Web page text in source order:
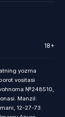
18+
yozma
vositasi
№248510,
Manzil:
12-27-73.